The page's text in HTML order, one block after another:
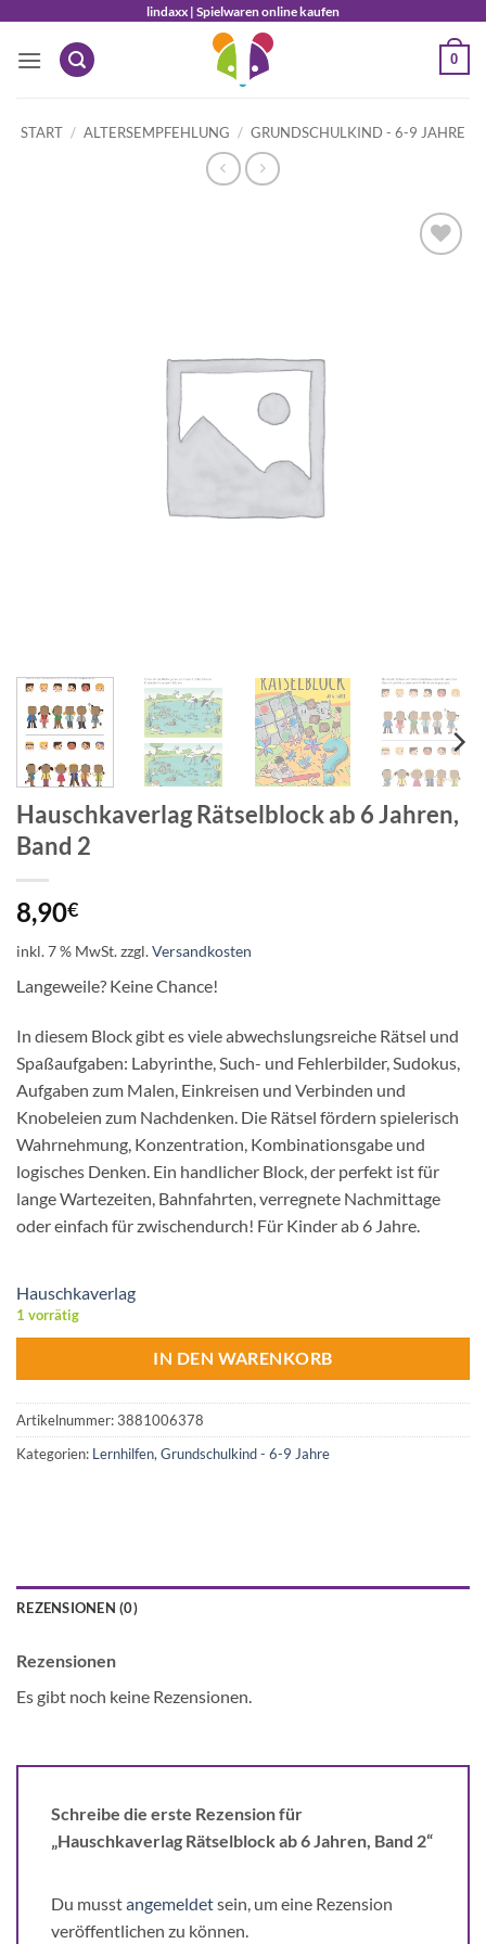
springen
lindaxx | Spielwaren online kaufen
0
START / ALTERSEMPFEHLUNG / GRUNDSCHULKIND - 6-9 JAHRE
Hauschkaverlag Rätselblock ab 6 Jahren,
Band 2
8,90€
inkl. 7 % MwSt.zzgl.Versandkosten
Langeweile? Keine Chance!
In diesem Block gibt es viele abwechslungsreiche Rätsel und
Spaßaufgaben: Labyrinthe, Such- und Fehlerbilder, Sudokus,
Aufgaben zum Malen, Einkreisen und Verbinden und
Knobeleien zum Nachdenken. Die Rätsel fördern spielerisch
Wahrnehmung, Konzentration, Kombinationsgabe und
logisches Denken. Ein handlicher Block, der perfekt ist für
lange Wartezeiten, Bahnfahrten, verregnete Nachmittage
oder einfach für zwischendurch! Für Kinder ab 6 Jahre.
Hauschkaverlag
1 vorrätig
IN DEN WARENKORB
Artikelnummer:3881006378
Kategorien: Lernhilfen, Grundschulkind - 6-9 Jahre
REZENSIONEN (0)
Rezensionen
Es gibt noch keine Rezensionen.
Schreibe die erste Rezension für
„Hauschkaverlag Rätselblock ab 6 Jahren, Band 2“
Du musstangemeldetsein, um eine Rezension
veröffentlichen zu können.